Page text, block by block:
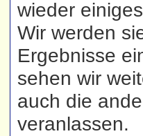
wieder
Wir werden
Ergebnisse
sehen wir
auch die
veranlassen.